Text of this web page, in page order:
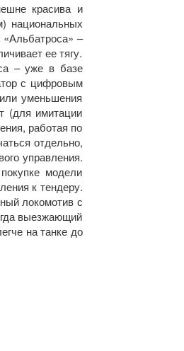
красива и
национальных
–
ее тягу.
– уже в базе
с цифровым
уменьшения
(для имитации
работая по
отдельно,
управления.
модели
к тендеру.
локомотив с
выезжающий
на танке до